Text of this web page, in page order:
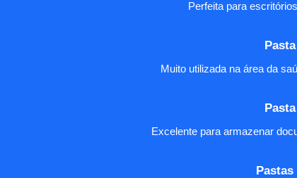
Perfeita para
Muito utilizada na área da
Excelente para armazenar